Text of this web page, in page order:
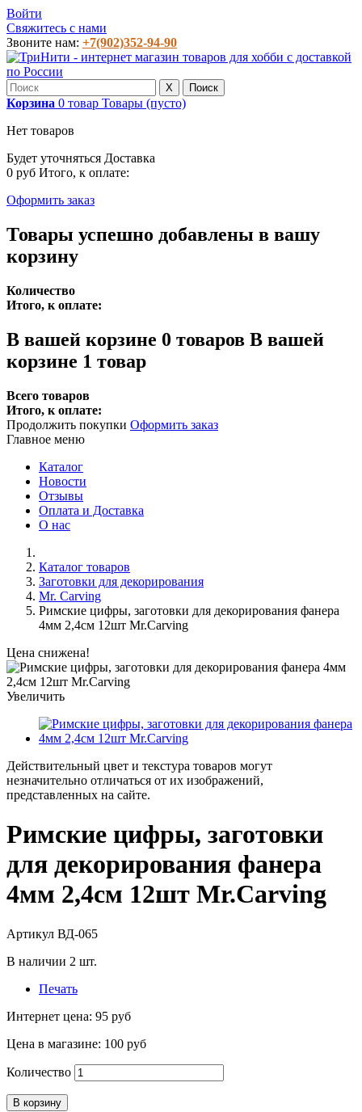
Войти
Свяжитесь с нами
Звоните нам: +7(902)352-94-90
X Поиск
Корзина 0 товар Товары (пусто)
Нет товаров
Будет уточняться Доставка
0 руб Итого, к оплате:
Оформить заказ
Товары успешно добавлены в вашу
корзину
Количество
Итого, к оплате:
В вашей корзине 0 товаров В вашей
корзине 1 товар
Всего товаров
Итого, к оплате:
Продолжить покупки Оформить заказ
Главное меню
Каталог
Новости
Отзывы
Оплата и Доставка
О нас
Каталог товаров
Заготовки для декорирования
Mr. Carving
Римские цифры, заготовки для декорирования фанера
4мм 2,4см 12шт Mr.Carving
Цена снижена!
Увеличить
Действительный цвет и текстура товаров могут
незначительно отличаться от их изображений,
представленных на сайте.
Римские цифры, заготовки
для декорирования фанера
4мм 2,4см 12шт Mr.Carving
Артикул ВД-065
В наличии 2 шт.
Печать
Интернет цена: 95 руб
Цена в магазине: 100 руб
Количество
В корзину